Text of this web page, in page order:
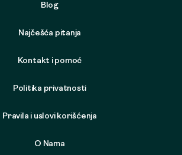
Blog
Najčešća pitanja
Kontakt i pomoć
Politika privatnosti
Pravila i uslovi korišćenja
O Nama